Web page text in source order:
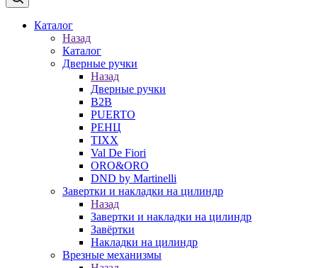
Каталог
Назад
Каталог
Дверные ручки
Назад
Дверные ручки
B2B
PUERTO
РЕНЦ
TIXX
Val De Fiori
ORO&ORO
DND by Martinelli
Завертки и накладки на цилиндр
Назад
Завертки и накладки на цилиндр
Завёртки
Накладки на цилиндр
Врезные механизмы